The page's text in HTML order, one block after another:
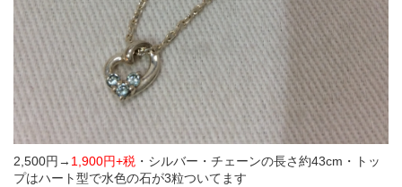
2,500円→ 1,900円+税 ・シルバー・チェーンの長さ約43cm・トッ
プはハート型で水色の石が3粒ついてます